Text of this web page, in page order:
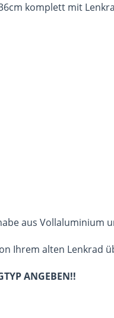
komplett mit
aus Vollaluminium
Ihrem alten Lenkrad
ANGEBEN!!